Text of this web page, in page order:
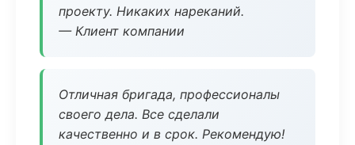
проекту. Никаких нареканий.
— Клиент компании
Отличная бригада, профессионалы
своего дела. Все сделали
качественно и в срок. Рекомендую!